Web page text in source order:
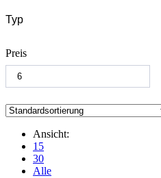
Typ
Preis
Ansicht:
15
30
Alle